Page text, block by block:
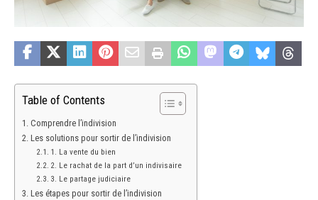
Table of Contents
Comprendre l’indivision
Les solutions pour sortir de l’indivision
1. La vente du bien
2. Le rachat de la part d’un indivisaire
3. Le partage judiciaire
Les étapes pour sortir de l’indivision